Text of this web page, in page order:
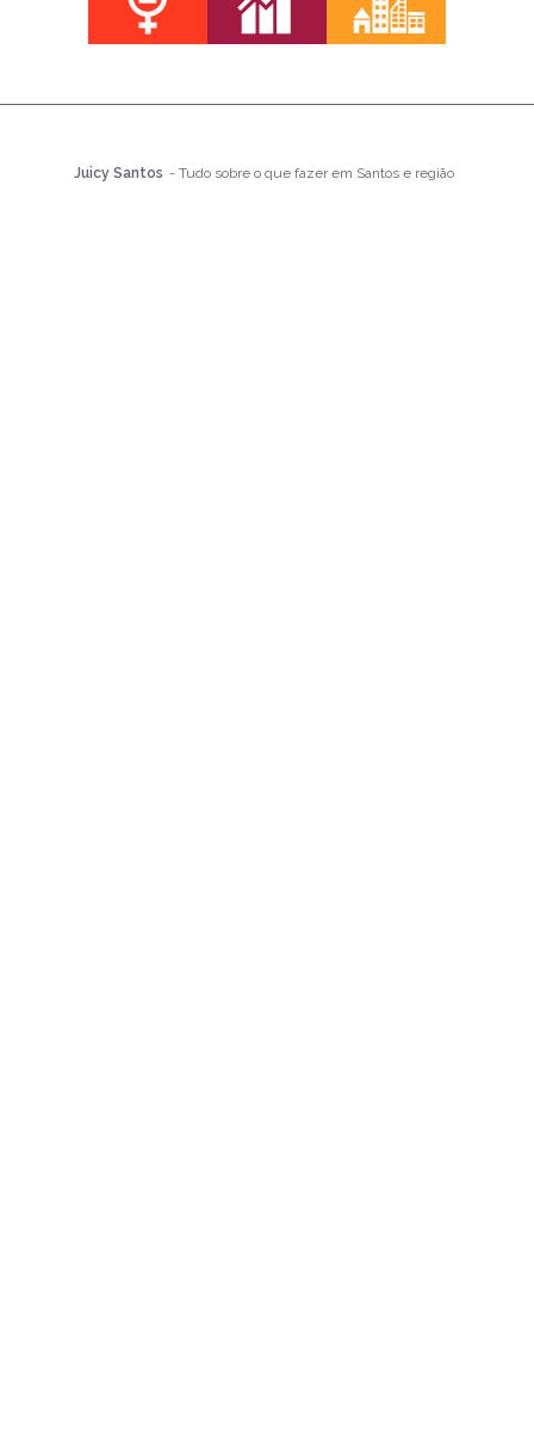
Juicy Santos - Tudo sobre o que fazer em Santos e região